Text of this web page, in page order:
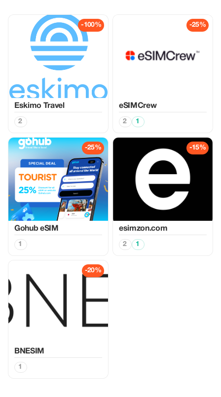
-100%
Eskimo Travel
2
-25%
eSIMCrew
2 1
-25%
Gohub eSIM
1
-15%
esimzon.com
2 1
-20%
BNESIM
1